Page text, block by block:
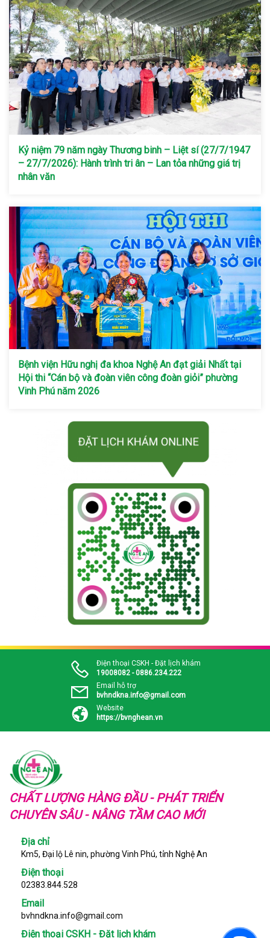
Kỷ niệm 79 năm ngày Thương binh – Liệt sí (27/7/1947
– 27/7/2026): Hành trình tri ân – Lan tỏa những giá trị
nhân văn
Bệnh viện Hữu nghị đa khoa Nghệ An đạt giải Nhất tại
Hội thi “Cán bộ và đoàn viên công đoàn giỏi” phường
Vinh Phú năm 2026
Điện thoại CSKH - Đặt lịch khám
19008082 - 0886.234.222
Email hỗ trợ
bvhndkna.info@gmail.com
Website
https://bvnghean.vn
CHẤT LƯỢNG HÀNG ĐẦU - PHÁT TRIỂN
CHUYÊN SÂU - NÂNG TẦM CAO MỚI
Địa chỉ
Km5, Đại lộ Lê nin, phường Vinh Phú, tỉnh Nghệ An
Điện thoại
02383.844.528
Email
bvhndkna.info@gmail.com
Điện thoại CSKH - Đặt lịch khám